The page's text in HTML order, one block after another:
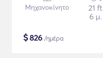
Μηχανοκίνητο
21 ft
6 μ.
$826 /ημέρα